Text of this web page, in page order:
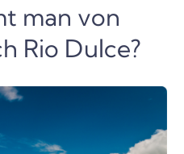
man von
Rio Dulce?